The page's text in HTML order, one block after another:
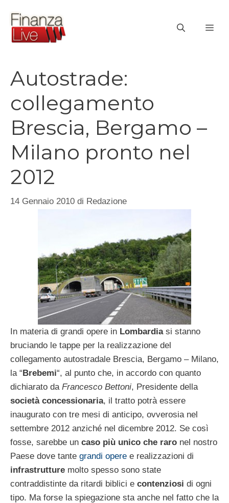
contenuto
Autostrade:
collegamento
Brescia, Bergamo –
Milano pronto nel
2012
14 Gennaio 2010 di Redazione
In materia di grandi opere in Lombardiasi stanno
bruciando le tappe per la realizzazione del
collegamento autostradale Brescia, Bergamo – Milano,
la “Brebemi“, al punto che, in accordo con quanto
dichiarato da Francesco Bettoni, Presidente della
società concessionaria, il tratto potrà essere
inaugurato con tre mesi di anticipo, ovverosia nel
settembre 2012 anziché nel dicembre 2012. Se così
fosse, sarebbe un caso più unico che raro nel nostro
Paese dove tante grandi opere e realizzazioni di
infrastrutture molto spesso sono state
contraddistinte da ritardi biblici e contenziosi di ogni
tipo. Ma forse la spiegazione sta anche nel fatto che la